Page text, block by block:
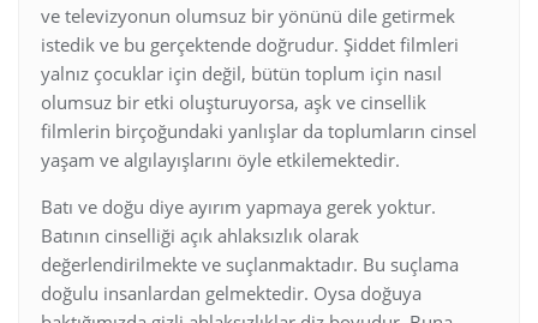
ve televizyonun olumsuz bir yönünü dile getirmek
istedik ve bu gerçektende doğrudur. Şiddet filmleri
yalnız çocuklar için değil, bütün toplum için nasıl
olumsuz bir etki oluşturuyorsa, aşk ve cinsellik
filmlerin birçoğundaki yanlışlar da toplumların cinsel
yaşam ve algılayışlarını öyle etkilemektedir.
Batı ve doğu diye ayırım yapmaya gerek yoktur.
Batının cinselliği açık ahlaksızlık olarak
değerlendirilmekte ve suçlanmaktadır. Bu suçlama
doğulu insanlardan gelmektedir. Oysa doğuya